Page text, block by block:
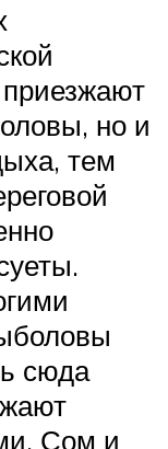
но и
тем
сюда
Сом и